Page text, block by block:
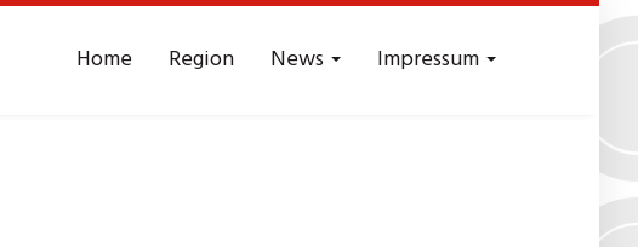
Home Region News Impressum